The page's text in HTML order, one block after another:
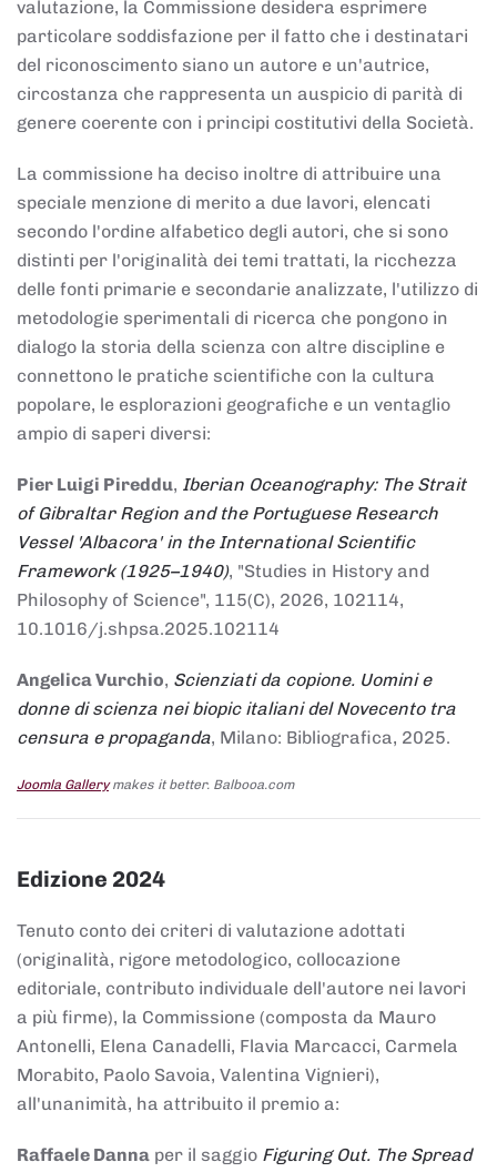
valutazione, la Commissione desidera esprimere
particolare soddisfazione per il fatto che i destinatari
del riconoscimento siano un autore e un'autrice,
circostanza che rappresenta un auspicio di parità di
genere coerente con i principi costitutivi della Società.
La commissione ha deciso inoltre di attribuire una
speciale menzione di merito a due lavori, elencati
secondo l'ordine alfabetico degli autori, che si sono
distinti per l'originalità dei temi trattati, la ricchezza
delle fonti primarie e secondarie analizzate, l'utilizzo di
metodologie sperimentali di ricerca che pongono in
dialogo la storia della scienza con altre discipline e
connettono le pratiche scientifiche con la cultura
popolare, le esplorazioni geografiche e un ventaglio
ampio di saperi diversi:
Pier Luigi Pireddu, Iberian Oceanography: The Strait
of Gibraltar Region and the Portuguese Research
Vessel 'Albacora' in the International Scientific
Framework (1925–1940), "Studies in History and
Philosophy of Science", 115(C), 2026, 102114,
10.1016/j.shpsa.2025.102114
Angelica Vurchio, Scienziati da copione. Uomini e
donne di scienza nei biopic italiani del Novecento tra
censura e propaganda, Milano: Bibliografica, 2025.
Joomla Gallerymakes it better. Balbooa.com
Edizione 2024
Tenuto conto dei criteri di valutazione adottati
(originalità, rigore metodologico, collocazione
editoriale, contributo individuale dell'autore nei lavori
a più firme), la Commissione (composta da Mauro
Antonelli, Elena Canadelli, Flavia Marcacci, Carmela
Morabito, Paolo Savoia, Valentina Vignieri),
all'unanimità, ha attribuito il premio a:
Raffaele Danna per il saggio Figuring Out. The Spread